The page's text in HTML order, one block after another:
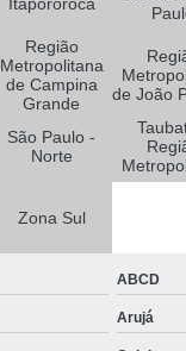
Região
Metropolitana
de Campina
Grande
de João
São Paulo -
Norte
Zona Sul
ABCD
Arujá